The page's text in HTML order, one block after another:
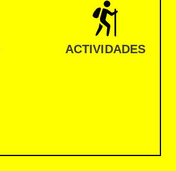
ACTIVIDADES